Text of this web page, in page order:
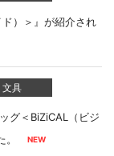
ド）＞』が紹介され
文具
グ＜BiZiCAL（ビジ